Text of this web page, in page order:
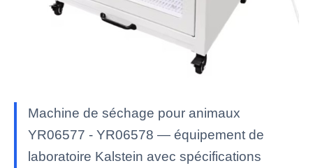
Machine de séchage pour animaux
YR06577 - YR06578 — équipement de
laboratoire Kalstein avec spécifications